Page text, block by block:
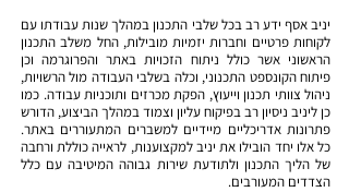
יניב אסף ידע רב בכל שלבי התכנון במהלך שנות עבודתו עם
לקוחות פרטיים וחברות יזמיות מובילות, החל משלב התכנון
הראשוני אשר כולל ניתוח הזכויות באתר והפרוגרמה וכן
פיתוח הקונספט התכנוני, וכלה בשלבי העבודה מול הרשויות,
ניהול צוותי תכנון וייעוץ, הפקת מכרזים ותוכניות עבודה. כמו
כן ליניב ניסיון רב בפיקוח עליון וצמוד במהלך הביצוע, הדורש
פתרונות אדריכליים מיידיים למשברים המתעוררים באתר.
כל אלו יחד הובילו את יניב למקצוענות, לראייה כוללת ורחבה
של הליך התכנון ולתודעת שירות גבוהה המיטיבה עם כלל
הצדדים המעורבים.